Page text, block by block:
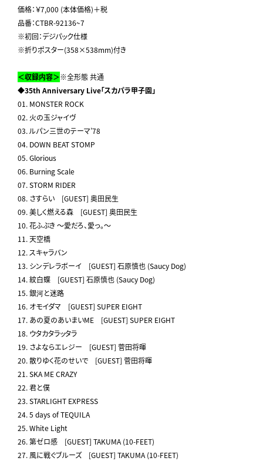
価格：￥7,000 (本体価格)＋税
品番：CTBR-92136~7
※初回：デジパック仕様
※折りポスター(358×538mm)付き
＜収録内容＞※全形態 共通
◆35th Anniversary Live「スカパラ甲子園」
01. MONSTER ROCK
02. 火の玉ジャイヴ
03. ルパン三世のテーマ’78
04. DOWN BEAT STOMP
05. Glorious
06. Burning Scale
07. STORM RIDER
08. さすらい [GUEST] 奥田民生
09. 美しく燃える森 [GUEST] 奥田民生
10. 花ふぶき ～愛だろ、愛っ。～
11. 天空橋
12. スキャラバン
13. シンデレラボーイ [GUEST] 石原慎也 (Saucy Dog)
14. 紋白蝶 [GUEST] 石原慎也 (Saucy Dog)
15. 銀河と迷路
16. オモイダマ [GUEST] SUPER EIGHT
17. あの夏のあいまいME [GUEST] SUPER EIGHT
18. ウタカタラッタラ
19. さよならエレジー [GUEST] 菅田将暉
20. 散りゆく花のせいで [GUEST] 菅田将暉
21. SKA ME CRAZY
22. 君と僕
23. STARLIGHT EXPRESS
24. 5 days of TEQUILA
25. White Light
26. 第ゼロ感 [GUEST] TAKUMA (10-FEET)
27. 風に戦ぐブルーズ [GUEST] TAKUMA (10-FEET)